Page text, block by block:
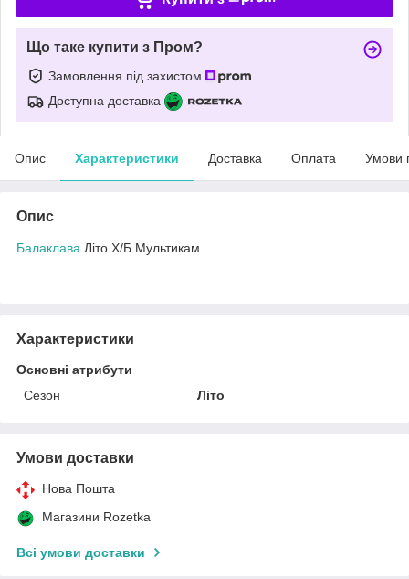
Що таке купити з Пром?
Замовлення під захистом
Доступна доставка
Опис Характеристики Доставка Оплата Умови
Опис
Балаклава Літо Х/Б Мультикам
Характеристики
Основні атрибути
Сезон
Літо
Умови доставки
Нова Пошта
Магазини Rozetka
Всі умови доставки